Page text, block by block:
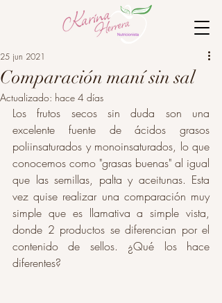
Comparación maní sin sal
25 jun 2021
Actualizado: hace 4 días
Los frutos secos sin duda son una
excelente fuente de ácidos grasos
poliinsaturados y monoinsaturados, lo que
conocemos como "grasas buenas" al igual
que las semillas, palta y aceitunas. Esta
vez quise realizar una comparación muy
simple que es llamativa a simple vista,
donde 2 productos se diferencian por el
contenido de sellos. ¿Qué los hace
diferentes?